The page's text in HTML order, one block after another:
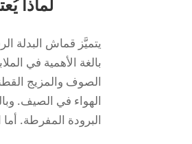
بالغة الأهمية في
الصوف والمزيج
الهواء في الصيف.
البرودة المفرطة.